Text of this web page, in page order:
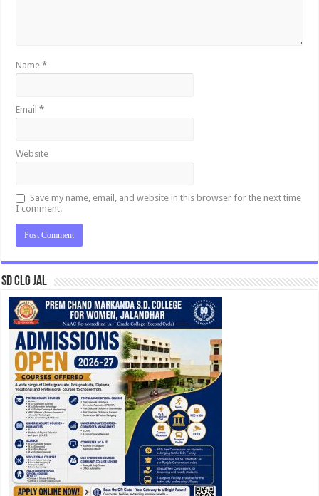
Name*
Email*
Website
Save my name, email, and website in this browser for the next time
I comment.
SD CLG JAL